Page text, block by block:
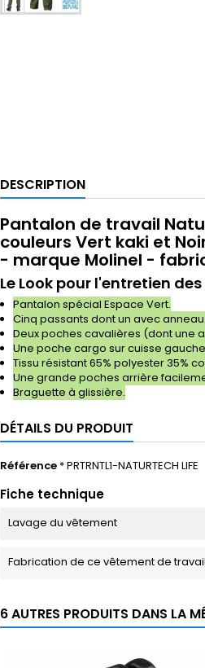
DESCRIPTION
Pantalon de travail
couleurs Vert kaki et
- marque Molinel -
Le Look pour l'entretien
Pantalon spécial Espace Vert.
Cinq passants dont un avec
Deux poches cavalières (dont une
Une poche cargo sur cuisse
Tissu résistant 65% polyester 35%
Une grande poches arrière
Braguette à glissière.
DÉTAILS DU PRODUIT
Référence * PRTRNTL1-NATURTECH LIFE
Fiche technique
Lavage du vêtement
Fabrication de ce vêtement de travail
6 AUTRES PRODUITS DANS LA